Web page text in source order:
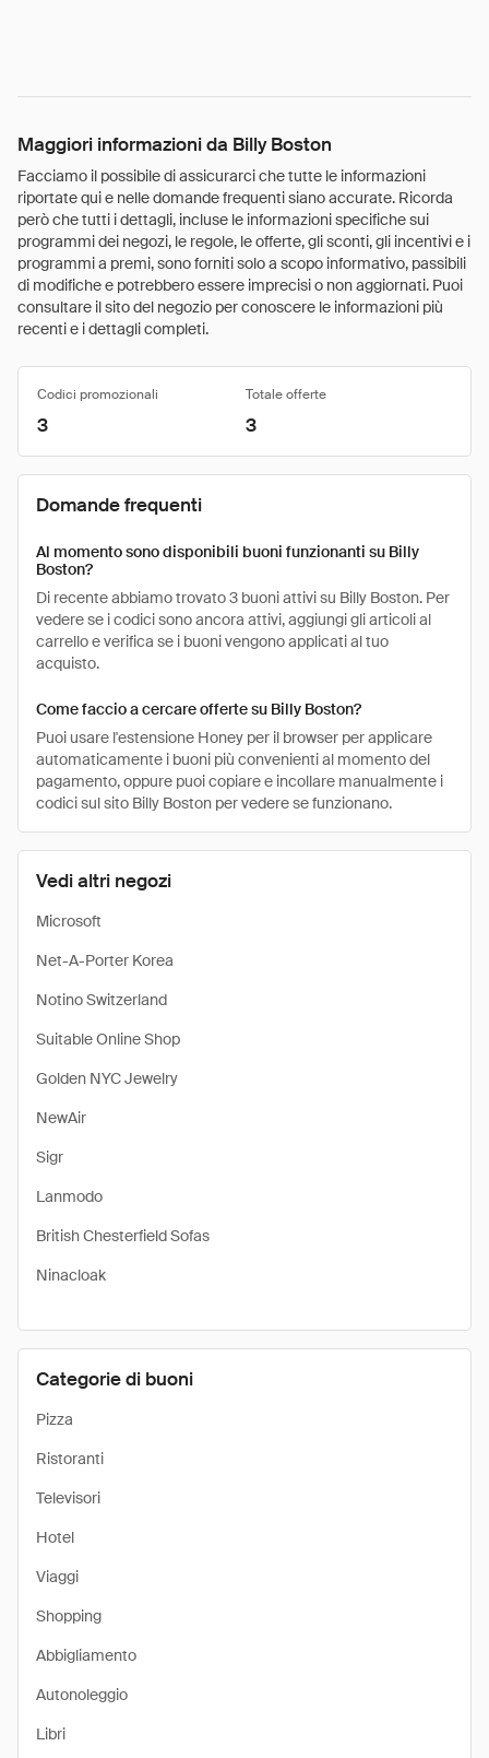
Maggiori informazioni da Billy Boston
Facciamo il possibile di assicurarci che tutte le informazioni
riportate qui e nelle domande frequenti siano accurate. Ricorda
però che tutti i dettagli, incluse le informazioni specifiche sui
programmi dei negozi, le regole, le offerte, gli sconti, gli incentivi e i
programmi a premi, sono forniti solo a scopo informativo, passibili
di modifiche e potrebbero essere imprecisi o non aggiornati. Puoi
consultare il sito del negozio per conoscere le informazioni più
recenti e i dettagli completi.
Vedi altri negozi
Microsoft
Net-A-Porter Korea
Notino Switzerland
Suitable Online Shop
Golden NYC Jewelry
NewAir
Sigr
Lanmodo
British Chesterfield Sofas
Ninacloak
Categorie di buoni
Pizza
Ristoranti
Televisori
Hotel
Viaggi
Shopping
Abbigliamento
Autonoleggio
Libri
Codici promozionali Totale offerte
3 3
Domande frequenti
Al momento sono disponibili buoni funzionanti su Billy
Boston?
Di recente abbiamo trovato 3 buoni attivi su Billy Boston. Per
vedere se i codici sono ancora attivi, aggiungi gli articoli al
carrello e verifica se i buoni vengono applicati al tuo
acquisto.
Come faccio a cercare offerte su Billy Boston?
Puoi usare l'estensione Honey per il browser per applicare
automaticamente i buoni più convenienti al momento del
pagamento, oppure puoi copiare e incollare manualmente i
codici sul sito Billy Boston per vedere se funzionano.